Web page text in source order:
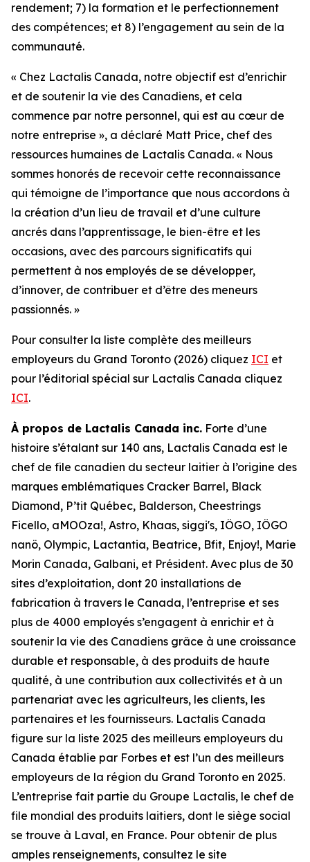
rendement; 7) la formation et le perfectionnement
des compétences; et 8) l’engagement au sein de la
communauté.
« Chez Lactalis Canada, notre objectif est d’enrichir
et de soutenir la vie des Canadiens, et cela
commence par notre personnel, qui est au cœur de
notre entreprise », a déclaré Matt Price, chef des
ressources humaines de Lactalis Canada. « Nous
sommes honorés de recevoir cette reconnaissance
qui témoigne de l’importance que nous accordons à
la création d’un lieu de travail et d’une culture
ancrés dans l’apprentissage, le bien-être et les
occasions, avec des parcours significatifs qui
permettent à nos employés de se développer,
d’innover, de contribuer et d’être des meneurs
passionnés. »
Pour consulter la liste complète des meilleurs
employeurs du Grand Toronto (2026) cliquez ICI et
pour l’éditorial spécial sur Lactalis Canada cliquez
ICI.
À propos de Lactalis Canada inc. Forte d’une
histoire s’étalant sur 140 ans, Lactalis Canada est le
chef de file canadien du secteur laitier à l’origine des
marques emblématiques Cracker Barrel, Black
Diamond, P’tit Québec, Balderson, Cheestrings
Ficello, aMOOza!, Astro, Khaas, siggi's, IÖGO, IÖGO
nanö, Olympic, Lactantia, Beatrice, Bfit, Enjoy!, Marie
Morin Canada, Galbani, et Président. Avec plus de 30
sites d’exploitation, dont 20 installations de
fabrication à travers le Canada, l’entreprise et ses
plus de 4000 employés s’engagent à enrichir et à
soutenir la vie des Canadiens grâce à une croissance
durable et responsable, à des produits de haute
qualité, à une contribution aux collectivités et à un
partenariat avec les agriculteurs, les clients, les
partenaires et les fournisseurs. Lactalis Canada
figure sur la liste 2025 des meilleurs employeurs du
Canada établie par Forbes et est l’un des meilleurs
employeurs de la région du Grand Toronto en 2025.
L’entreprise fait partie du Groupe Lactalis, le chef de
file mondial des produits laitiers, dont le siège social
se trouve à Laval, en France. Pour obtenir de plus
amples renseignements, consultez le site